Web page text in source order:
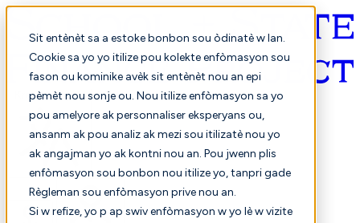
Sit entènèt sa a estoke bonbon sou òdinatè w lan.
Cookie sa yo yo itilize pou kolekte enfòmasyon sou
fason ou kominike avèk sit entènèt nou an epi
pèmèt nou sonje ou. Nou itilize enfòmasyon sa yo
pou amelyore ak personnaliser eksperyans ou,
ansanm ak pou analiz ak mezi sou itilizatè nou yo
ak angajman yo ak kontni nou an. Pou jwenn plis
enfòmasyon sou bonbon nou itilize yo, tanpri gade
Règleman sou enfòmasyon prive nou an.
Si w refize, yo p ap swiv enfòmasyon w yo lè w vizite
Kreyòl ayisyen